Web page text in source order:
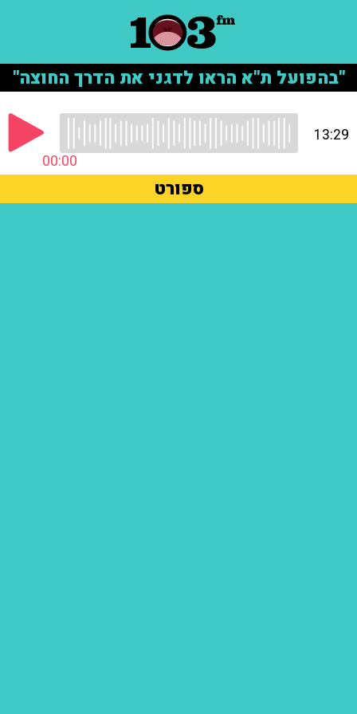
"בהפועל ת"א הראו לדגני את הדרך החוצה"
00:00
13:29
ספורט